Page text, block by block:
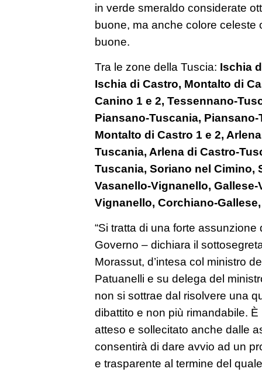
in verde smeraldo considerate
buone, ma anche colore celeste
buone.
Tra le zone della Tuscia: Ischia
Ischia di Castro, Montalto di
Canino 1 e 2, Tessennano-
Piansano-Tuscania,
Montalto di Castro 1 e 2,
Tuscania, Arlena di Castro-
Tuscania, Soriano nel Cimino,
Vasanello-Vignanello,
Vignanello, Corchiano-
“Si tratta di una forte
Governo – dichiara il
Morassut, d’intesa col ministro
Patuanelli e su delega del
non si sottrae dal risolvere una
dibattito e non più rimandabile.
atteso e sollecitato anche dalle
consentirà di dare avvio ad un
e trasparente al termine del